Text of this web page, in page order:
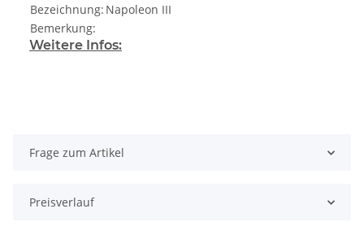
Bezeichnung: Napoleon III
Bemerkung:
Weitere Infos:
Frage zum Artikel
Preisverlauf